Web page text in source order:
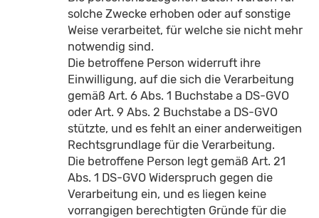
solche Zwecke erhoben oder auf sonstige
Weise verarbeitet, für welche sie nicht mehr
notwendig sind.
Die betroffene Person widerruft ihre
Einwilligung, auf die sich die Verarbeitung
gemäß Art. 6 Abs. 1 Buchstabe a DS-GVO
oder Art. 9 Abs. 2 Buchstabe a DS-GVO
stützte, und es fehlt an einer anderweitigen
Rechtsgrundlage für die Verarbeitung.
Die betroffene Person legt gemäß Art. 21
Abs. 1 DS-GVO Widerspruch gegen die
Verarbeitung ein, und es liegen keine
vorrangigen berechtigten Gründe für die